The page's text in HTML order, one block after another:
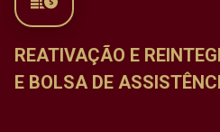
IES, PROUNI
SOCIAL 2026.1